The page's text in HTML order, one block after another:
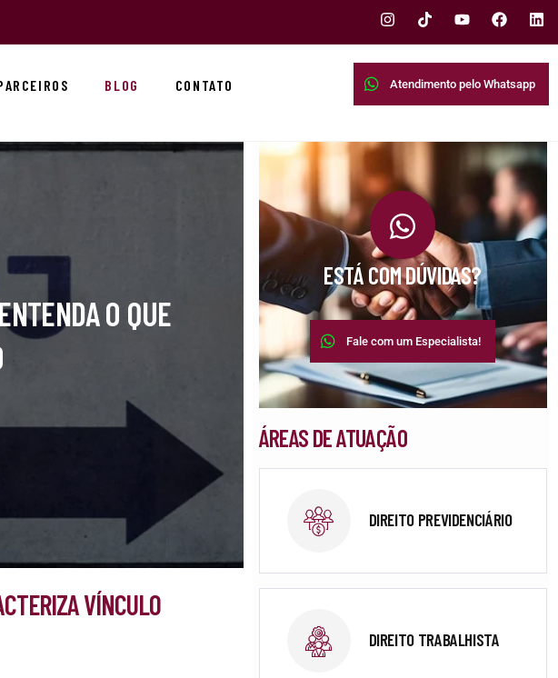
BLOG CONTATO Atendimento pelo Whatsapp
O QUE
VÍNCULO
ESTÁ COM DÚVIDAS?
Fale com um Especialista!
ÁREAS DE ATUAÇÃO
DIREITO PREVIDENCIÁRIO
DIREITO TRABALHISTA